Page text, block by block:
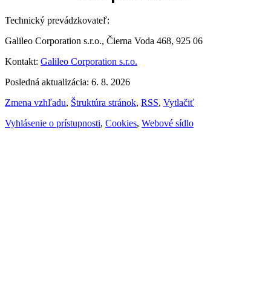
Technický prevádzkovateľ:
Galileo Corporation s.r.o., Čierna Voda 468, 925 06
Kontakt: Galileo Corporation s.r.o.
Posledná aktualizácia: 6. 8. 2026
Zmena vzhľadu, Štruktúra stránok, RSS, Vytlačiť
Vyhlásenie o prístupnosti, Cookies, Webové sídlo